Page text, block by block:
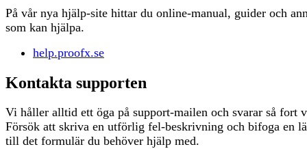
På vår nya hjälp-site hittar du online-manual, guider och
som kan hjälpa.
help.proofx.se
Kontakta supporten
Vi håller alltid ett öga på support-mailen och svarar så fort
Försök att skriva en utförlig fel-beskrivning och bifoga en
till det formulär du behöver hjälp med.